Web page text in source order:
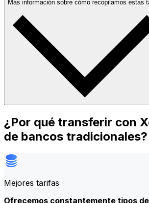
Más información sobre cómo recopilamos estas
¿Por qué transferir con
de bancos tradicionales?
Mejores tarifas
Ofrecemos constantemente tipos